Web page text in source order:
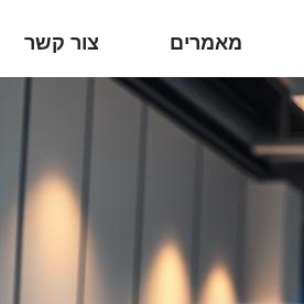
מאמרים צור קשר